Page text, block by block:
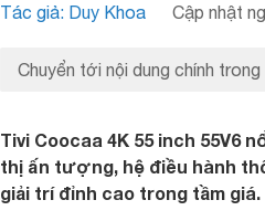
Tác giả: Duy Khoa Cập nhật
Chuyển tới nội dung chính trong
Tivi Coocaa 4K 55 inch
thị ấn tượng, hệ điều hành
giải trí đỉnh cao trong tầm giá.